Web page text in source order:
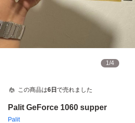
1/4
この商品は6日 で売れました
Palit GeForce 1060 supper
Palit